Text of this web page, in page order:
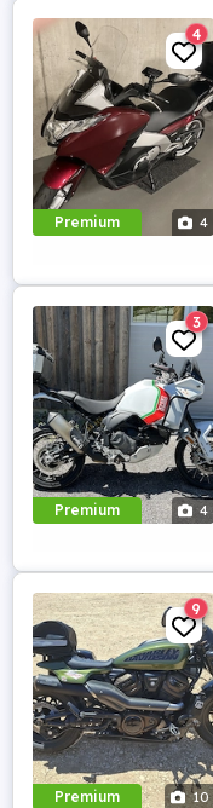
Premium 4
4
Premium 4
3
Premium 10
9